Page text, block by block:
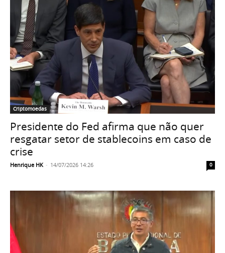
Criptomoedas
Presidente do Fed afirma que não quer
resgatar setor de stablecoins em caso de
crise
Henrique HK - 14/07/2026 14:26 0